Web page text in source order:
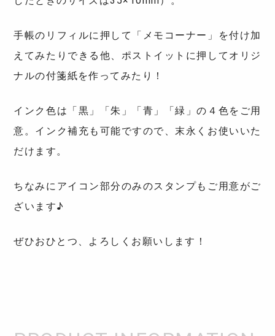
手帳のリフィルに押して「メモコーナー」を付け加
えてみたりできる他、ポストイットに押してオリジ
ナルの付箋紙を作ってみたり！
インク色は「黒」「朱」「青」「緑」の４色をご用
意。インク補充も可能ですので、末永くお使いいた
だけます。
ちなみにアイコン部分のみのスタンプもご用意がご
ざいます♪
ぜひおひとつ、よろしくお願いします！